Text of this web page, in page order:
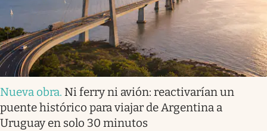
Nueva obra. Ni ferry ni avión: reactivarían un
puente histórico para viajar de Argentina a
Uruguay en solo 30 minutos